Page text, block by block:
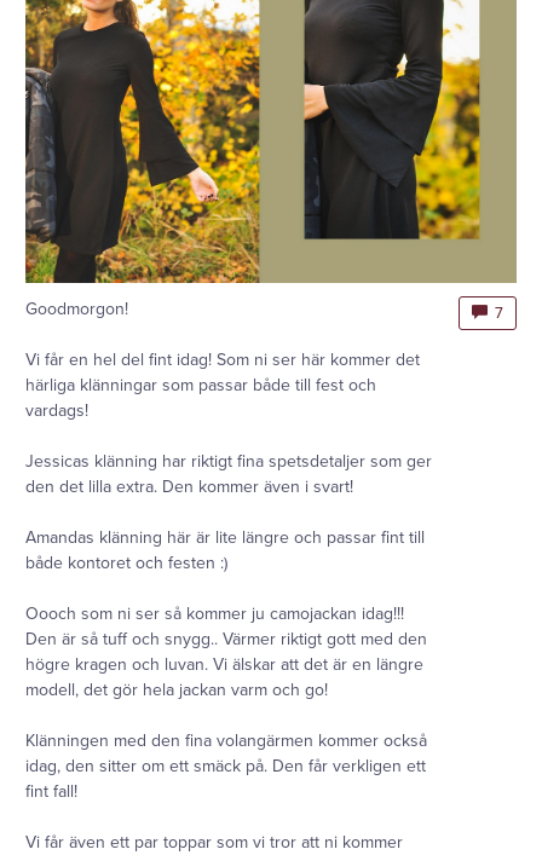
Goodmorgon!
Vi får en hel del fint idag! Som ni ser här kommer det
härliga klänningar som passar både till fest och
vardags!
Jessicas klänning har riktigt fina spetsdetaljer som ger
den det lilla extra. Den kommer även i svart!
Amandas klänning här är lite längre och passar fint till
både kontoret och festen :)
Oooch som ni ser så kommer ju camojackan idag!!!
Den är så tuff och snygg.. Värmer riktigt gott med den
högre kragen och luvan. Vi älskar att det är en längre
modell, det gör hela jackan varm och go!
Klänningen med den fina volangärmen kommer också
idag, den sitter om ett smäck på. Den får verkligen ett
fint fall!
Vi får även ett par toppar som vi tror att ni kommer
7